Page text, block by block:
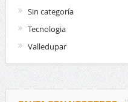
Sin categoría
Tecnologia
Valledupar